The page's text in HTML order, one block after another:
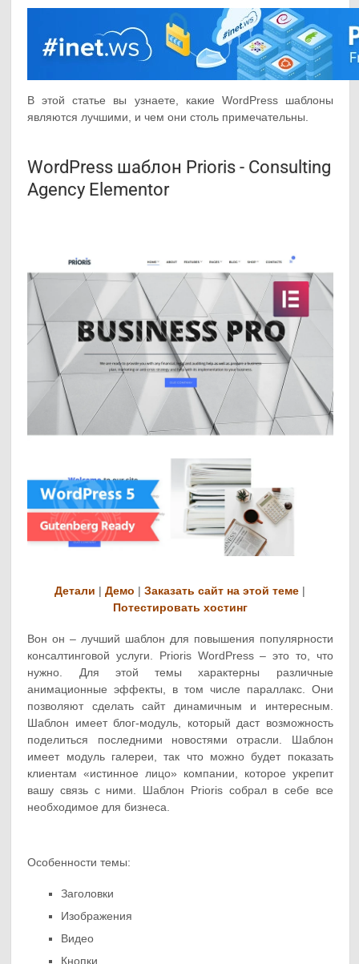
В этой статье вы узнаете, какие WordPress шаблоны
являются лучшими, и чем они столь примечательны.
WordPress шаблон Prioris - Consulting
Agency Elementor
Детали |Демо |Заказать сайт на этой теме |
Потестировать хостинг
Вон он – лучший шаблон для повышения популярности
консалтинговой услуги. Prioris WordPress – это то, что
нужно. Для этой темы характерны различные
анимационные эффекты, в том числе параллакс. Они
позволяют сделать сайт динамичным и интересным.
Шаблон имеет блог-модуль, который даст возможность
поделиться последними новостями отрасли. Шаблон
имеет модуль галереи, так что можно будет показать
клиентам «истинное лицо» компании, которое укрепит
вашу связь с ними. Шаблон Prioris собрал в себе все
необходимое для бизнеса.
Особенности темы:
Заголовки
Изображения
Видео
Кнопки